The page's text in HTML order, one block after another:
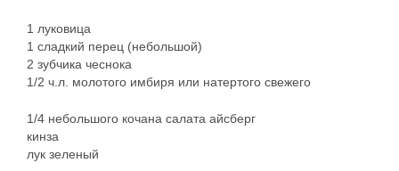
1 луковица
1 сладкий перец (небольшой)
2 зубчика чеснока
1/2 ч.л. молотого имбиря или натертого свежего
1/4 небольшого кочана салата aйсберг
кинза
лук зеленый